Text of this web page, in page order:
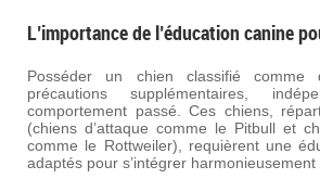
L’importance de l’éducation canine
Posséder un chien classifié comme
précautions supplémentaires,
comportement passé. Ces chiens,
(chiens d’attaque comme le Pitbull et
comme le Rottweiler), requièrent une
adaptés pour s’intégrer harmonieusement